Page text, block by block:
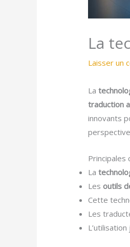
La
Laisser un
La
traduction
innovants
Principales
La
Lesoutils
Cette
Les